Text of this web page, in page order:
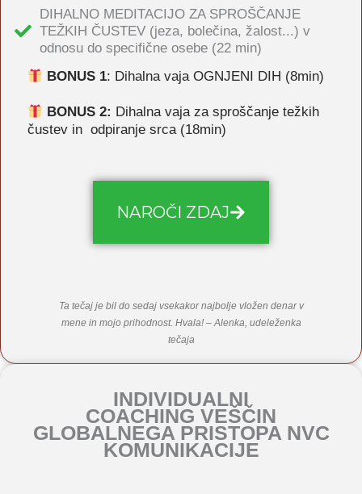
DIHALNO MEDITACIJO ZA SPROŠČANJE
TEŽKIH ČUSTEV (jeza, bolečina, žalost...) v
odnosu do specifične osebe (22 min)
BONUS 1: Dihalna vaja OGNJENI DIH (8min)
BONUS 2: Dihalna vaja za sproščanje težkih
čustev in odpiranje srca (18min)
NAROČI ZDAJ
Ta tečaj je bil do sedaj vsekakor najbolje vložen denar v
mene in mojo prihodnost. Hvala! – Alenka, udeleženka
tečaja
INDIVIDUALNI
COACHING VEŠČIN
GLOBALNEGA PRISTOPA NVC
KOMUNIKACIJE